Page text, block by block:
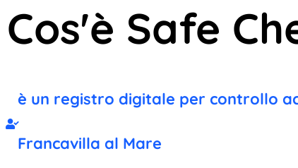
Cos'è Safe
è un registro digitale per controllo
Francavilla al Mare